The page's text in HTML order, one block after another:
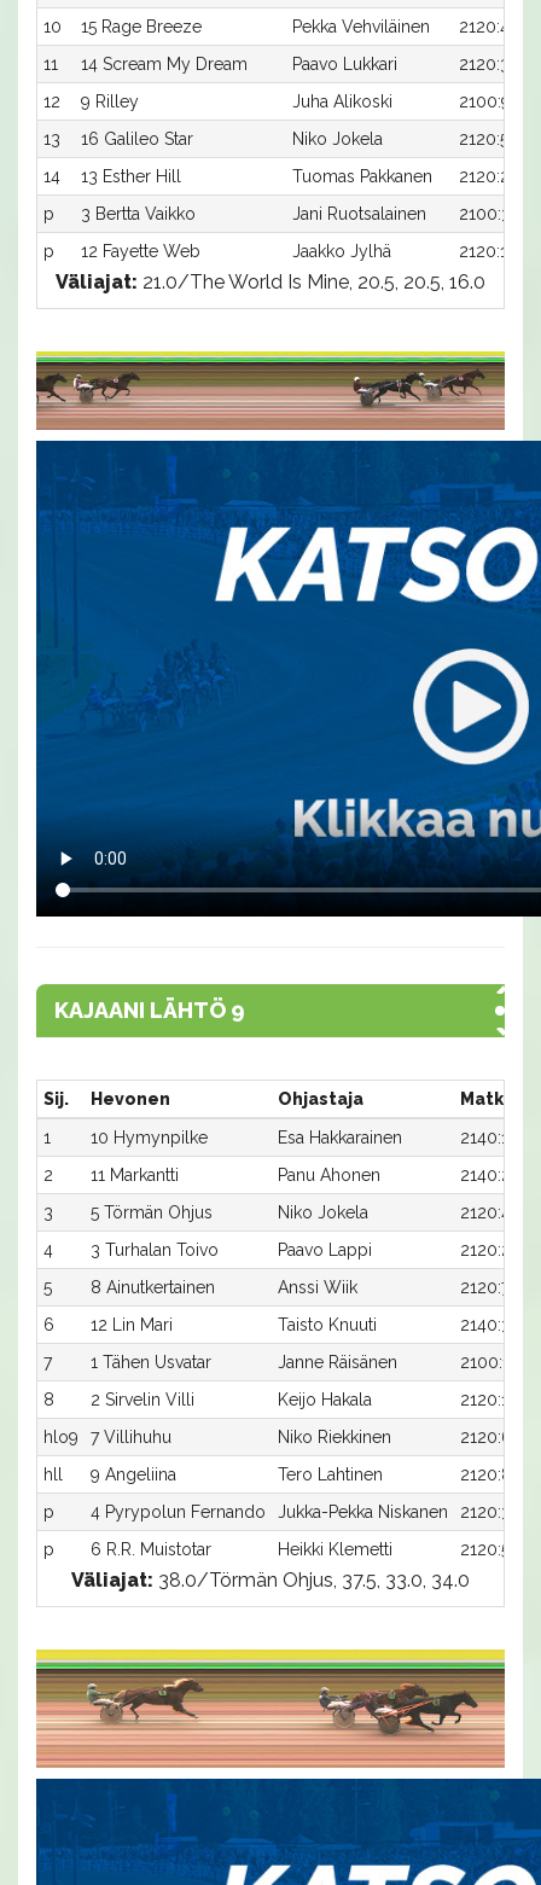
10
15 Rage Breeze Pekka Vehviläinen
2120:4
11
14 Scream My Dream Paavo Lukkari
2120:3
12
9 Rilley Juha Alikoski
2100:9
13
16 Galileo Star Niko Jokela
2120:5
14
13 Esther Hill Tuomas Pakkanen
2120:2
p
3 Bertta Vaikko Jani Ruotsalainen
2100:3
p
12 Fayette Web Jaakko Jylhä 2120:1
Väliajat: 21.0/The World Is Mine, 20.5, 20.5, 16.0
KAJAANI LÄHTÖ 9
Sij. Hevonen Ohjastaja
1
10 Hymynpilke Esa Hakkarainen
2140:1
2
11 Markantti Panu Ahonen
2140:2
3
5 Törmän Ohjus Niko Jokela
2120:4
4
3 Turhalan Toivo Paavo Lappi
2120:2
5
8 Ainutkertainen Anssi Wiik
2120:7
6
12 Lin Mari Taisto Knuuti
2140:3
7
1 Tähen Usvatar Janne Räisänen
2100:1
8
2 Sirvelin Villi Keijo Hakala
2120:1
hlo9
7 Villihuhu Niko Riekkinen
2120:6
hll
9 Angeliina Tero Lahtinen
2120:8
p
4 Pyrypolun Fernando Jukka-Pekka Niskanen
2120:3
p
6 R.R. Muistotar Heikki Klemetti 2120:5
Väliajat: 38.0/Törmän Ohjus, 37.5, 33.0, 34.0